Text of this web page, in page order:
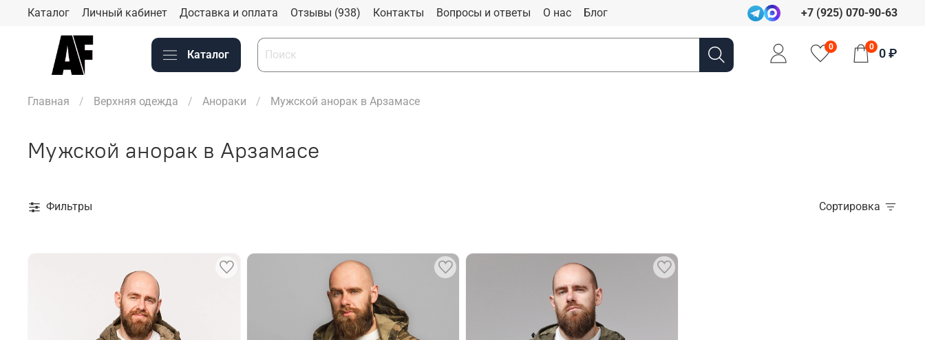
Каталог Личный кабинет Доставка и оплата Отзывы (938) Контакты Вопросы и ответы О нас Блог +7 (925) 070-90-63
Каталог
0 0 0 ₽
Главная Верхняя одежда Анораки Мужской анорак в Арзамасе
Мужской анорак в Арзамасе
Фильтры Сортировка